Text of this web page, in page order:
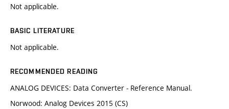
Not applicable.
BASIC LITERATURE
Not applicable.
RECOMMENDED READING
ANALOG DEVICES: Data Converter - Reference Manual.
Norwood: Analog Devices 2015 (CS)